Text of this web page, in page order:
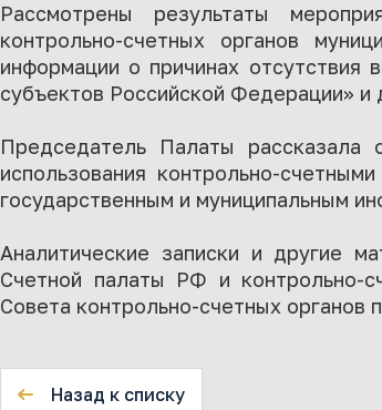
Рассмотрены результаты
контрольно-счетных органов
информации о причинах отсутствия
субъектов Российской Федерации» и
Председатель Палаты рассказала
использования контрольно-
государственным и муниципальным
Аналитические записки и другие
Счетной палаты РФ и контрольно-
Совета контрольно-счетных органов
Назад к списку